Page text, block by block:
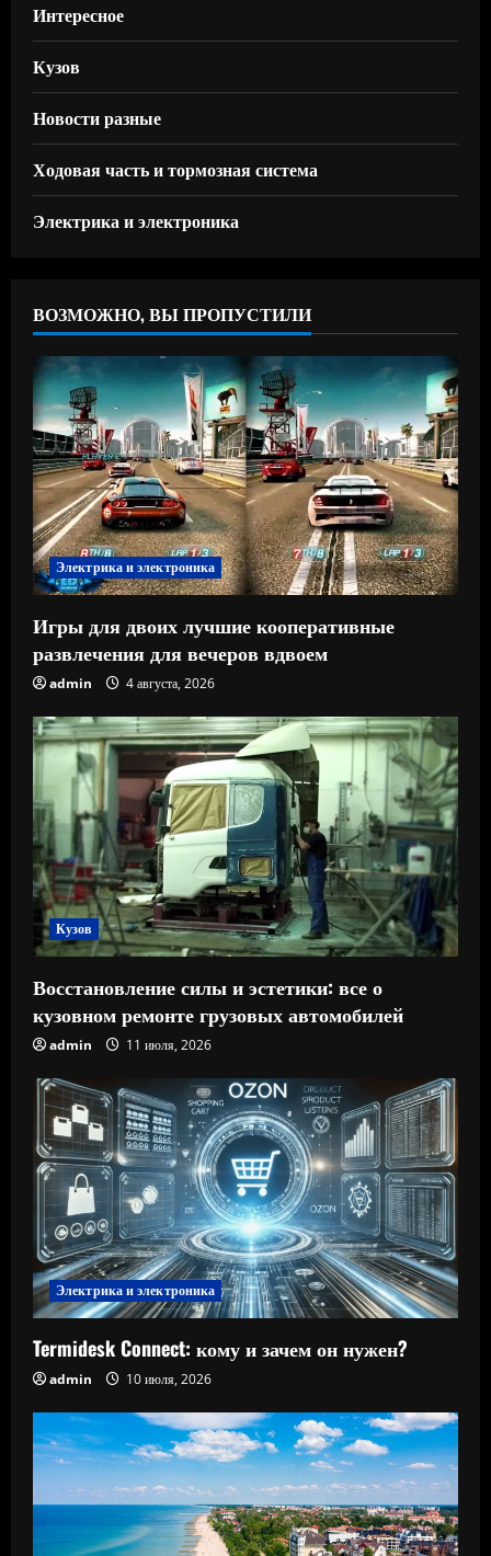
Интересное
Кузов
Новости разные
Ходовая часть и тормозная система
Электрика и электроника
ВОЗМОЖНО, ВЫ ПРОПУСТИЛИ
Электрика и электроника
Игры для двоих лучшие кооперативные
развлечения для вечеров вдвоем
admin 4 августа, 2026
Кузов
Восстановление силы и эстетики: все о
кузовном ремонте грузовых автомобилей
admin 11 июля, 2026
Электрика и электроника
Termidesk Connect: кому и зачем он нужен?
admin 10 июля, 2026